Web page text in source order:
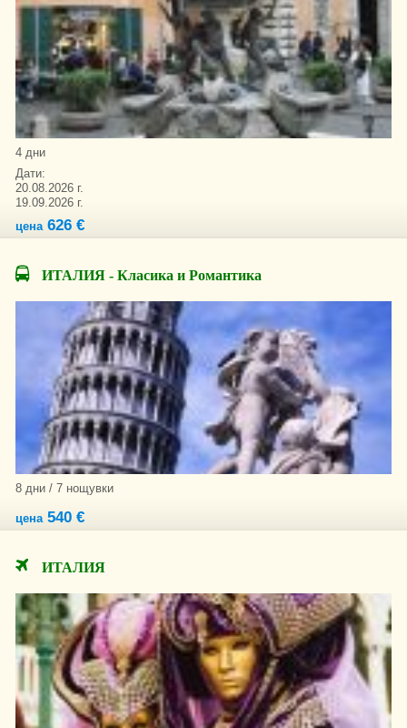
4 дни
Дати:
20.08.2026 г.
19.09.2026 г.
цена 626 €
ИТАЛИЯ - Класика и Романтика
8 дни / 7 нощувки
цена 540 €
ИТАЛИЯ